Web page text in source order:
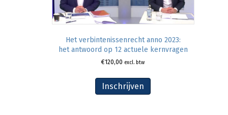
Het verbintenissenrecht anno 2023:
het antwoord op 12 actuele kernvragen
€120,00 excl. btw
Inschrijven